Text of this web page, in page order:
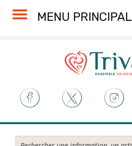
MENU PRINCIPAL
Rechercher...